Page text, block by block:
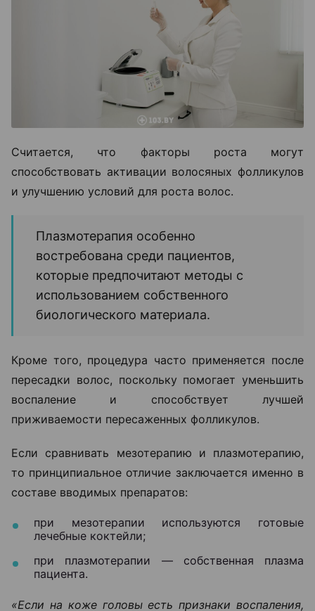
Считается, что факторы роста могут
способствовать активации волосяных фолликулов
и улучшению условий для роста волос.
Плазмотерапия особенно
востребована среди пациентов,
которые предпочитают методы с
использованием собственного
биологического материала.
Кроме того, процедура часто применяется после
пересадки волос, поскольку помогает уменьшить
воспаление и способствует лучшей
приживаемости пересаженных фолликулов.
Если сравнивать мезотерапию и плазмотерапию,
то принципиальное отличие заключается именно в
составе вводимых препаратов:
при мезотерапии используются готовые
лечебные коктейли;
при плазмотерапии — собственная плазма
пациента.
«Если на коже головы есть признаки воспаления,